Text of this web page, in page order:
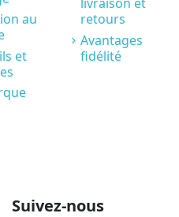
au
et
retours
Avantages
fidélité
Suivez-nous